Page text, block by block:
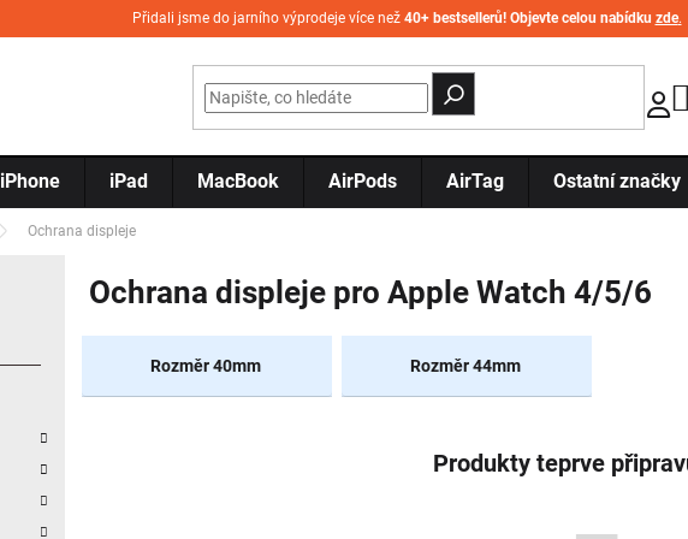
Přidali jsme do jarního výprodeje více než 40+ bestsellerů! Objevte celou nabídku zde.
iPhone iPad MacBook AirPods AirTag Ostatní značky
Ochrana displeje
Ochrana displeje pro Apple Watch 4/5/6
Rozměr 40mm Rozměr 44mm
Produkty teprve